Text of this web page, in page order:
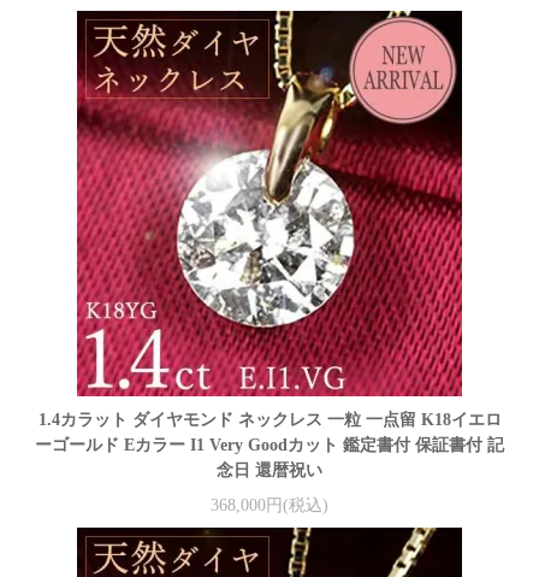
1.4カラット ダイヤモンド ネックレス 一粒 一点留 K18イエロ
ーゴールド Eカラー I1 Very Goodカット 鑑定書付 保証書付 記
念日 還暦祝い
368,000円(税込)